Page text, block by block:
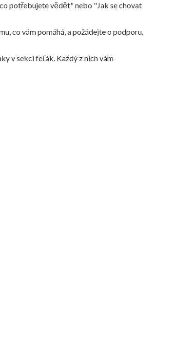
potřebujete vědět" nebo "Jak se chovat
co vám pomáhá, a požádejte o podporu,
v sekci feťák. Každý z nich vám